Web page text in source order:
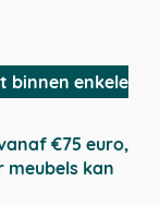
binnen enkele
€75 euro,
meubels kan